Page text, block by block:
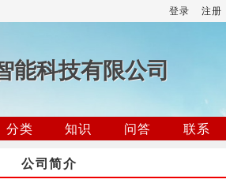
登录 注册
能科技有限公司
分类 知识 问答
联系
公司简介